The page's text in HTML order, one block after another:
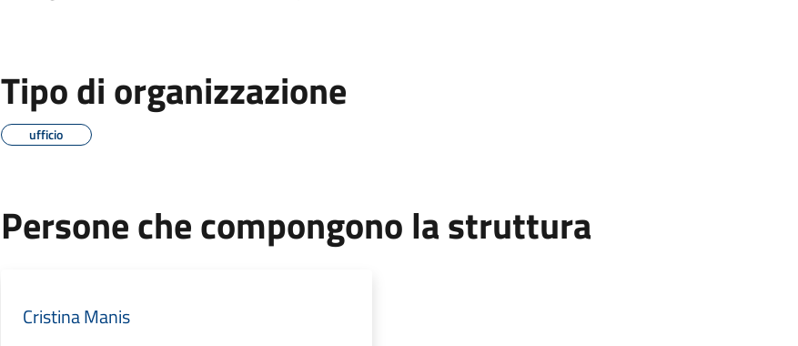
Tipo di organizzazione
ufficio
Persone che compongono la struttura
Cristina Manis